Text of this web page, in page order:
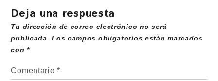
Deja una respuesta
Tu dirección de correo electrónico no será
publicada. Los campos obligatorios están marcados
con*
Comentario*